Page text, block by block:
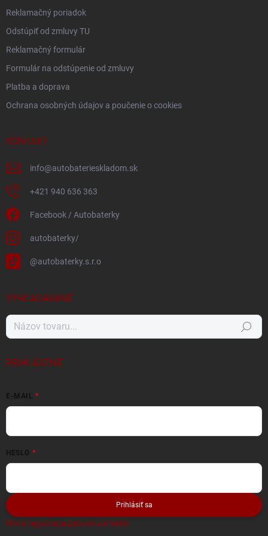
Reklamačný poriadok
Odstúpiť od zmluvy TU
Reklamačný formulár
Formulár na odstúpenie od zmluvy
Platba a doprava
Ochrana osobných údajov a poučenie o cookies
KONTAKT
info@autobaterieskladom.sk
+421 940 636 363
Facebook / Autobaterky
autobaterky/
@autobaterky.s.r.o
VYHĽADÁVANIE
Hľadať
PRIHLÁSENIE
E-MAIL
HESLO
Prihlásiť sa
Nová registráciaZabudnuté heslo